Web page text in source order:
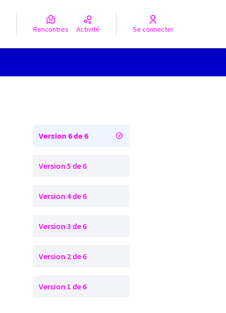
Rencontres Activité Se connecter
Version 6 de 6
Version 5 de 6
Version 4 de 6
Version 3 de 6
Version 2 de 6
Version 1 de 6